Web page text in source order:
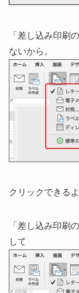
「差し込み印刷
ないから。
クリックできる
「差し込み印刷
して